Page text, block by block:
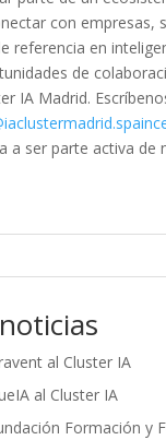
con empresas,
referencia en
de
IA Madrid.
a ser parte activa de
al Cluster IA
al Cluster IA
Formación y